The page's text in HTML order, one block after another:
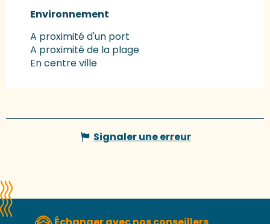
Environnement
Environnement
A proximité d'un port
A proximité de la plage
En centre ville
Signaler une erreur